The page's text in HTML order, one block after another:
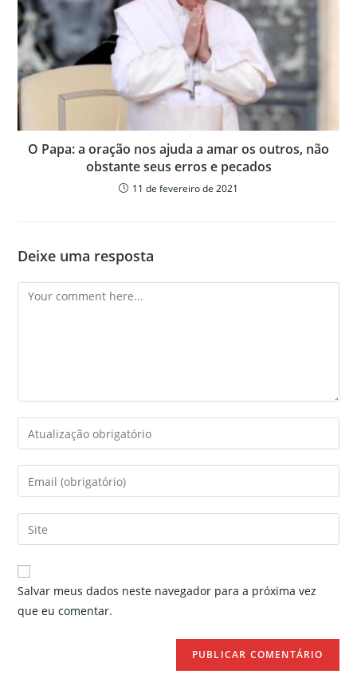
O Papa: a oração nos ajuda a amar os outros, não
obstante seus erros e pecados
11 de fevereiro de 2021
Deixe uma resposta
Comment
Enter
your
name
comment
Enter
your
email
address
comment
Enter
your
website
URL
Salvar meus dados neste navegador para a próxima vez
que eu comentar.